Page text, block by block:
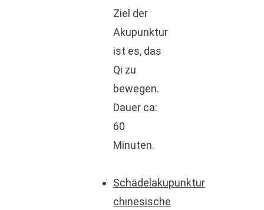
Ziel der
Akupunktur
ist es, das
Qi zu
bewegen.
Dauer ca:
60
Minuten.
Schädelakupunktur
chinesische